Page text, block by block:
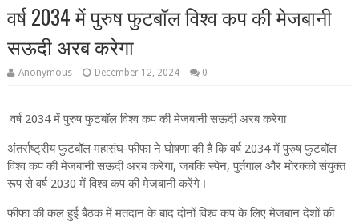
वर्ष 2034 में पुरुष फुटबॉल विश्व कप की मेजबानी
सऊदी अरब करेगा
Anonymous December 12, 2024 0
वर्ष 2034 में पुरुष फुटबॉल विश्व कप की मेजबानी सऊदी अरब करेगा
अंतर्राष्ट्रीय फुटबॉल महासंघ-फीफा ने घोषणा की है कि वर्ष 2034 में पुरुष फुटबॉल
विश्व कप की मेजबानी सऊदी अरब करेगा, जबकि स्पेन, पुर्तगाल और मोरक्को संयुक्त
रूप से वर्ष 2030 में विश्‍व कप की मेजबानी करेंगे।
फीफा की कल हुई बैठक में मतदान के बाद दोनों विश्व कप के लिए मेजबान देशों की